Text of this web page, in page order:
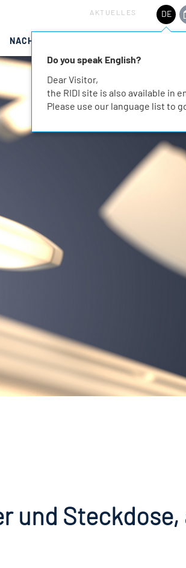
AKTUELLES DE
NACHHALTIGKEIT
und Steckdose,
Do you speak English?
Dear Visitor,
the RIDI site is also available in
Please use our language list to